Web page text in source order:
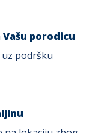
porodicu
podršku